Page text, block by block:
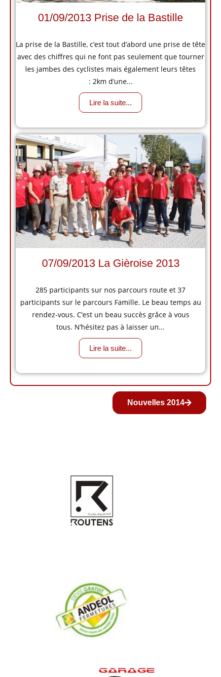
01/09/2013 Prise de la Bastille
La prise de la Bastille, c’est tout d’abord une prise de tête
avec des chiffres qui ne font pas seulement que tourner
les jambes des cyclistes mais également leurs têtes
: 2km d’une...
Lire la suite...
07/09/2013 La Gièroise 2013
285 participants sur nos parcours route et 37
participants sur le parcours Famille. Le beau temps au
rendez-vous. C’est un beau succès grâce à vous
tous. N’hésitez pas à laisser un...
Lire la suite...
Nouvelles 2014